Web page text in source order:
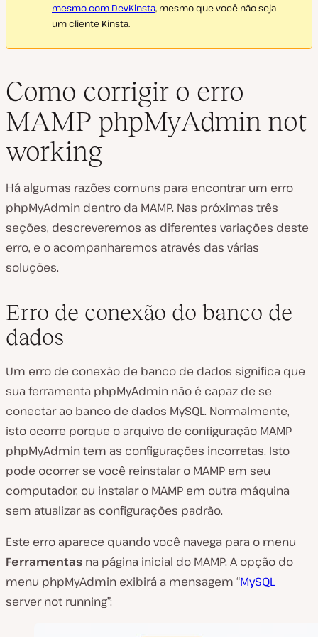
mesmo com DevKinsta, mesmo que você não seja
um cliente Kinsta.
Como corrigir o erro
MAMP phpMyAdmin not
working
Há algumas razões comuns para encontrar um erro
phpMyAdmin dentro da MAMP. Nas próximas três
seções, descreveremos as diferentes variações deste
erro, e o acompanharemos através das várias
soluções.
Erro de conexão do banco de
dados
Um erro de conexão de banco de dados significa que
sua ferramenta phpMyAdmin não é capaz de se
conectar ao banco de dados MySQL. Normalmente,
isto ocorre porque o arquivo de configuração MAMP
phpMyAdmin tem as configurações incorretas. Isto
pode ocorrer se você reinstalar o MAMP em seu
computador, ou instalar o MAMP em outra máquina
sem atualizar as configurações padrão.
Este erro aparece quando você navega para o menu
Ferramentas na página inicial do MAMP. A opção do
menu phpMyAdmin exibirá a mensagem “MySQL
server not running”: